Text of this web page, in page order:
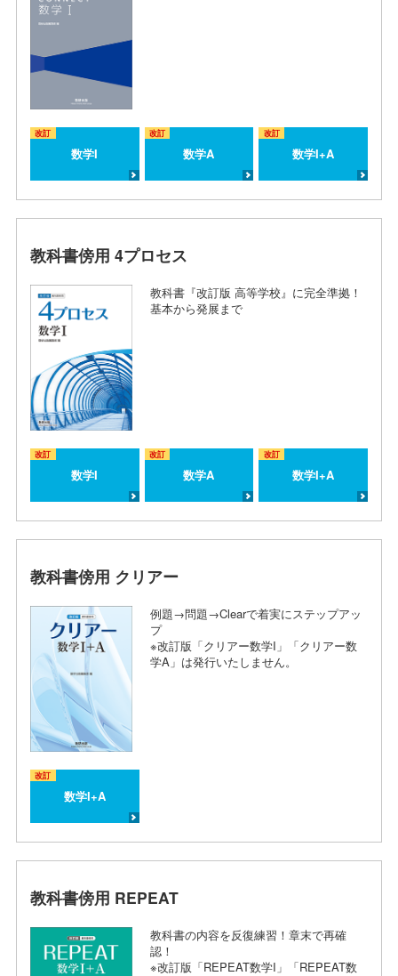
改訂
数学I
改訂
数学A
改訂
数学I+A
教科書傍用 4プロセス
教科書『改訂版 高等学校』に完全準拠！
基本から発展まで
改訂
数学I
改訂
数学A
改訂
数学I+A
教科書傍用 クリアー
例題→問題→Clearで着実にステップアッ
プ
※改訂版「クリアー数学I」「クリアー数
学A」は発行いたしません。
改訂
数学I+A
教科書傍用 REPEAT
教科書の内容を反復練習！章末で再確
認！
※改訂版「REPEAT数学I」「REPEAT数